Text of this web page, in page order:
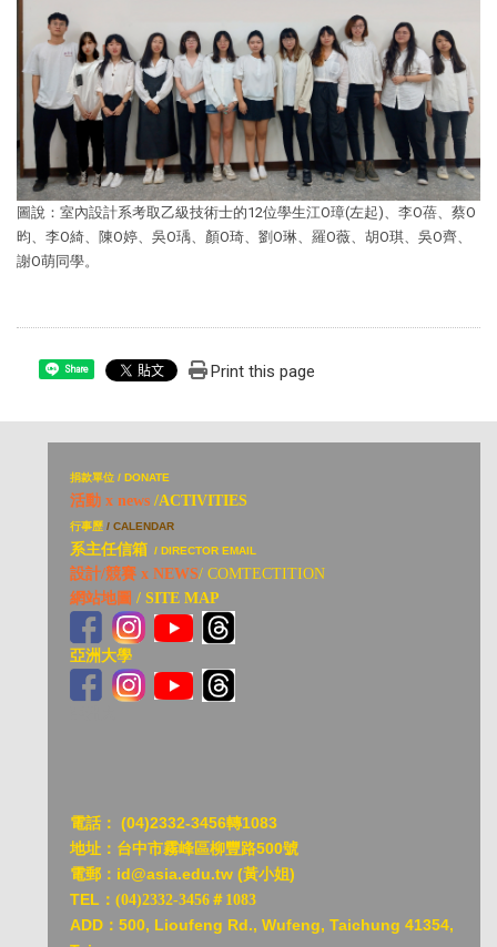
圖說：室內設計系考取乙級技術士的12位學生江O璋(左起)、李O蓓、蔡O
昀、李O綺、陳O婷、吳O瑀、顏O琦、劉O琳、羅O薇、胡O琪、吳O齊、
謝O萌同學。
Share Print this page
捐款單位 / DONATE
活動 x news /ACTIVITIES
行事歷 / CALENDAR
系主任信箱 / DIRECTOR EMAIL
設計/競賽 x NEWS/ COMTECTITION
網站地圖 / SITE MAP
亞洲大學
電話： (04)2332-3456轉1083
地址：台中市霧峰區柳豐路500號
電郵：id@asia.edu.tw (黃小姐)
TEL： (04)2332-3456＃1083
ADD： 500, Lioufeng Rd., Wufeng, Taichung 41354,